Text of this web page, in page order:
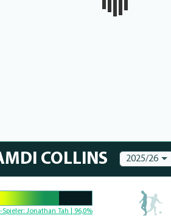
COLLINS 2025/26
Complete
Spieler: Jonathan Tah | 96,0%